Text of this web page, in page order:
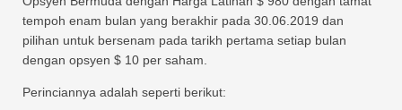
tempoh enam bulan yang berakhir pada 30.06.2019 dan
pilihan untuk bersenam pada tarikh pertama setiap bulan
dengan opsyen $ 10 per saham.
Perinciannya adalah seperti berikut: